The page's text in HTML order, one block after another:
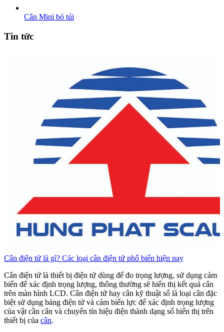
Cân Mini bỏ túi
Tin tức
Cân điện tử là gì? Các loại cân điện tử phổ biến hiện nay
Cân điện tử là thiết bị điện tử dùng để đo trọng lượng, sử dụng cảm
biến để xác định trọng lượng, thông thường sẽ hiển thị kết quả cân
trên màn hình LCD. Cân điện tử hay cân kỹ thuật số là loại cân đặc
biệt sử dụng bảng điện tử và cảm biến lực để xác định trọng lượng
của vật cần cân và chuyển tín hiệu điện thành dạng số hiển thị trên
thiết bị của cân.